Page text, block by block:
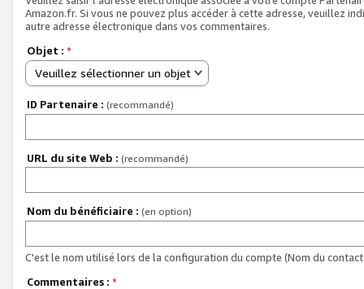
Amazon.fr. Si vous ne pouvez plus accéder à cette adresse, veuillez
autre adresse électronique dans vos commentaires.
Objet : *
Veuillez sélectionner un objet
ID Partenaire : (recommandé)
URL du site Web : (recommandé)
Nom du bénéficiaire : (en option)
C'est le nom utilisé lors de la configuration du compte (Nom du
Commentaires : *